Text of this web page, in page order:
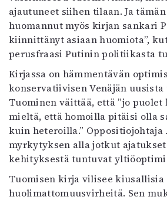
ajautuneet siihen tilaan. Ja
huomannut myös kirjan sankari
kiinnittänyt asiaan huomiota”,
perusfraasi Putinin politiikasta
Kirjassa on hämmentävän
konservatiivisen Venäjän
Tuominen väittää, että ”jo puolet
mieltä, että homoilla pitäisi olla
kuin heteroilla.” Oppositiojohtaja
myrkytyksen alla jotkut ajatukset
kehityksestä tuntuvat
Tuomisen kirja vilisee kiusallisia
huolimattomuusvirheitä. Sen